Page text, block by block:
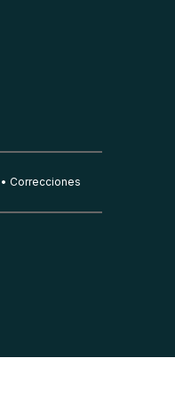
Correcciones